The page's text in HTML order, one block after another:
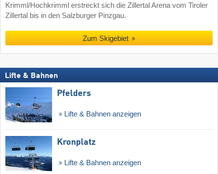
Krimml/Hochkrimml erstreckt sich die Zillertal Arena vom Tiroler
Zillertal bis in den Salzburger Pinzgau.
Zum Skigebiet
Lifte & Bahnen
Pfelders
Lifte & Bahnen anzeigen
Kronplatz
Lifte & Bahnen anzeigen